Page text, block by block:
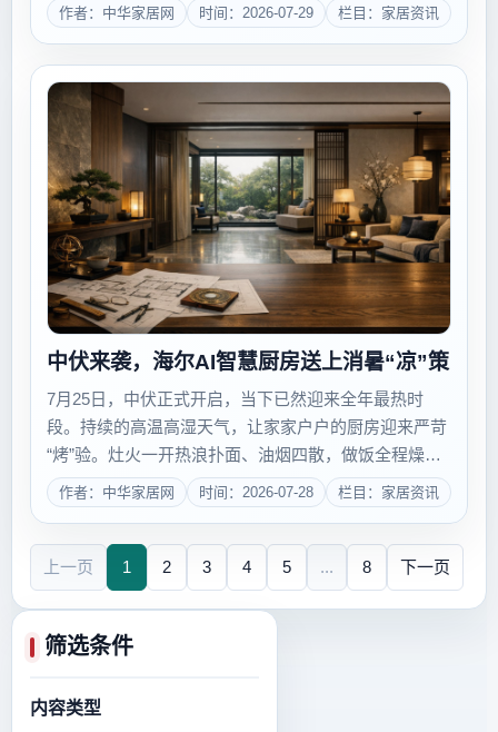
筛选条件
内容类型
水，洗澡水温断崖式下降！直面三伏天洗浴痛点，7月
作者：中华家居网 时间：2026-07-29 栏目：家居资讯
中伏来袭，海尔AI智慧厨房送上消暑“凉”策
7月25日，中伏正式开启，当下已然迎来全年最热时
段。持续的高温高湿天气，让家家户户的厨房迎来严苛
“烤”验。灶火一开热浪扑面、油烟四散，做饭全程燥热
呛鼻；高温环境加速食材腐坏，餐后堆积的碗筷也极易
滋生霉菌。多重夏日厨房难题叠加，如何清爽安稳度过
作者：中华家居网 时间：2026-07-28 栏目：家居资讯
上一页 1 2 3 4 5 ... 8 下一页